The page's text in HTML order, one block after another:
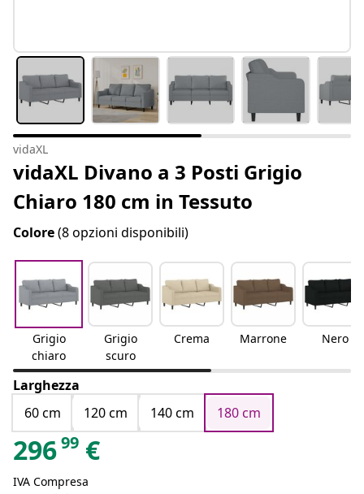
vidaXL
vidaXL Divano a 3 Posti Grigio
Chiaro 180 cm in Tessuto
Colore(8 opzioni disponibili)
Grigio
chiaro
Grigio
scuro
Crema Marrone Nero
Larghezza
60 cm
120 cm 140 cm 180 cm
29699 €
IVA Compresa